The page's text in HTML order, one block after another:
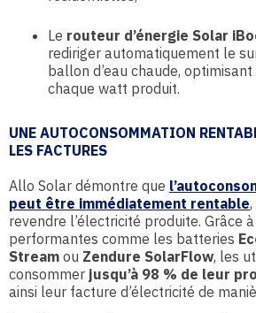
Le routeur d’énergie Solar
rediriger automatiquement le
ballon d’eau chaude, optimisant
chaque watt produit.
UNE AUTOCONSOMMATION
LES FACTURES
Allo Solar démontre que
peut être immédiatement rentable
revendre l’électricité produite. Grâce
performantes comme les batteries
Stream ou Zendure SolarFlow, les
consommer jusqu’à 98 % de leur
ainsi leur facture d’électricité de